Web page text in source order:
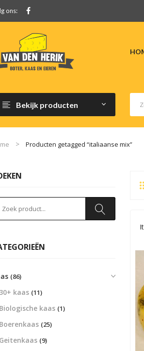
ons:
Bekijk producten
Producten getagged “italiaanse mix”
(86)
30+ kaas (11)
Biologische kaas (1)
Boerenkaas (25)
Geitenkaas (9)